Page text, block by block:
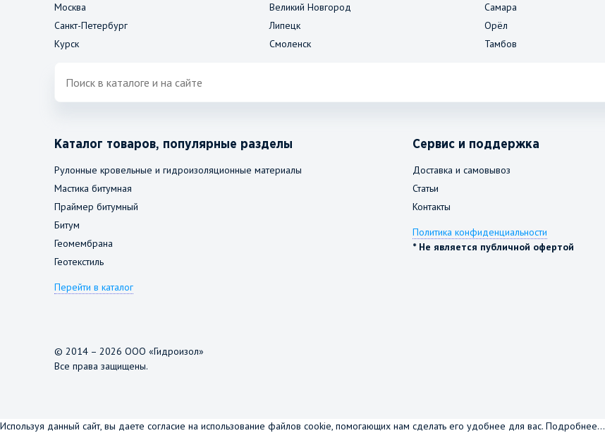
Москва
Санкт-Петербург
Курск
Великий Новгород
Липецк
Смоленск
Самара
Орёл
Тамбов
Каталог товаров, популярные разделы
Рулонные кровельные и гидроизоляционные материалы
Мастика битумная
Праймер битумный
Битум
Геомембрана
Геотекстиль
Перейти в каталог
Сервис и поддержка
Доставка и самовывоз
Статьи
Контакты
Политика конфиденциальности
* Не является публичной офертой
© 2014 – 2026 ООО «Гидроизол»
Все права защищены.
Используя данный сайт, вы даете согласие на использование файлов cookie, помогающих нам сделать его удобнее для вас. Подробнее...